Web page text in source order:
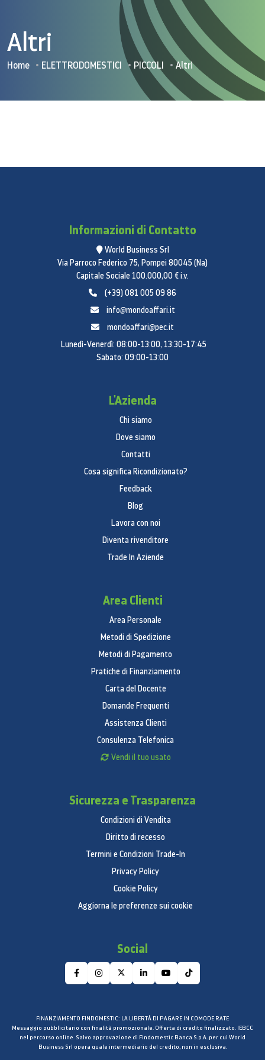
Altri
Home ELETTRODOMESTICI PICCOLI Altri
Informazioni di Contatto
World Business Srl
Via Parroco Federico 75, Pompei 80045 (Na)
Capitale Sociale 100.000,00 € i.v.
(+39) 081 005 09 86
info@mondoaffari.it
mondoaffari@pec.it
Lunedì-Venerdì: 08:00-13:00, 13:30-17:45
Sabato: 09:00-13:00
L'Azienda
Chi siamo
Dove siamo
Contatti
Cosa significa Ricondizionato?
Feedback
Blog
Lavora con noi
Diventa rivenditore
Trade In Aziende
Area Clienti
Area Personale
Metodi di Spedizione
Metodi di Pagamento
Pratiche di Finanziamento
Carta del Docente
Domande Frequenti
Assistenza Clienti
Consulenza Telefonica
Vendi il tuo usato
Sicurezza e Trasparenza
Condizioni di Vendita
Diritto di recesso
Termini e Condizioni Trade-In
Privacy Policy
Cookie Policy
Aggiorna le preferenze sui cookie
Social
FINANZIAMENTO FINDOMESTIC: LA LIBERTÀ DI PAGARE IN COMODE RATE
Messaggio pubblicitario con finalità promozionale. Offerta di credito finalizzato. IEBCC
nel percorso online. Salvo approvazione di Findomestic Banca S.p.A. per cui World
Business Srl opera quale intermediario del credito, non in esclusiva.